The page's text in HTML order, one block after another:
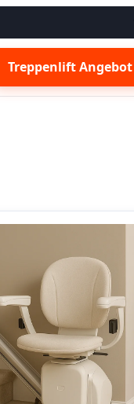
Treppenlift Angebot